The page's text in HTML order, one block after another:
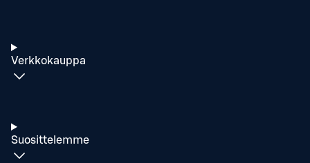
Verkkokauppa
Suosittelemme